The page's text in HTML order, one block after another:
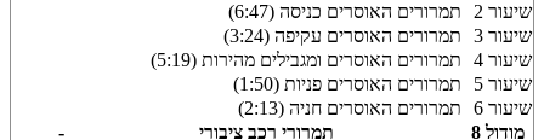
שיעור 2
תמרורים האוסרים כניסה (6:47)
שיעור 3
תמרורים האוסרים עקיפה (3:24)
שיעור 4
תמרורים האוסרים ומגבילים מהירות (5:19)
שיעור 5
תמרורים האוסרים פניות (1:50)
שיעור 6
תמרורים האוסרים חניה (2:13)
מודול 8
תמרורי רכב ציבורי
-